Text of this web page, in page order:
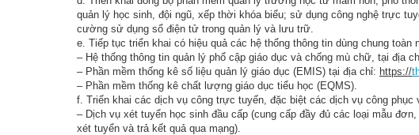
quản lý học sinh, đội ngũ, xếp thời khóa biểu; sử dụng công nghệ trực
cường sử dụng sổ điện tử trong quản lý và lưu trữ.
e. Tiếp tục triển khai có hiệu quả các hệ thống thông tin dùng chung toàn
– Hệ thống thông tin quản lý phổ cập giáo dục và chống mù chữ, tại địa
– Phần mềm thống kê số liệu quản lý giáo dục (EMIS) tại địa chỉ: https://
– Phần mềm thống kê chất lượng giáo dục tiểu học (EQMS).
f. Triển khai các dịch vụ công trực tuyến, đặc biệt các dịch vụ công
– Dịch vụ xét tuyển học sinh đầu cấp (cung cấp đầy đủ các loại mẫu
xét tuyển và trả kết quả qua mạng).